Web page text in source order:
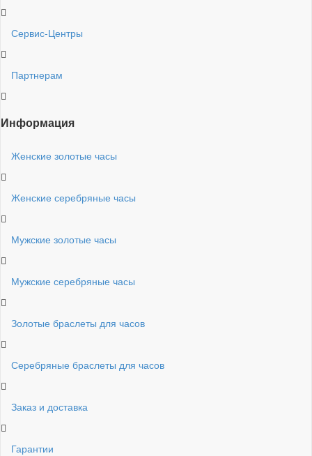
Сервис-Центры
Партнерам
Информация
Женские золотые часы
Женские серебряные часы
Мужские золотые часы
Мужские серебряные часы
Золотые браслеты для часов
Серебряные браслеты для часов
Заказ и доставка
Гарантии